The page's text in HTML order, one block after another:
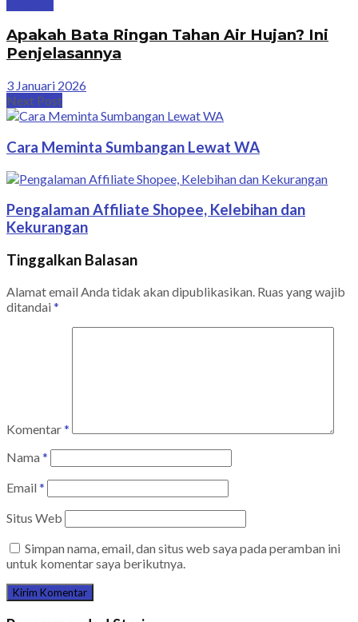
Apakah Bata Ringan Tahan Air Hujan? Ini
Penjelasannya
3 Januari 2026
Next Post
Cara Meminta Sumbangan Lewat WA
Pengalaman Affiliate Shopee, Kelebihan dan
Kekurangan
Tinggalkan Balasan
Alamat email Anda tidak akan dipublikasikan. Ruas yang wajib
ditandai *
Komentar*
Nama *
Email *
Situs Web
Simpan nama, email, dan situs web saya pada peramban ini
untuk komentar saya berikutnya.